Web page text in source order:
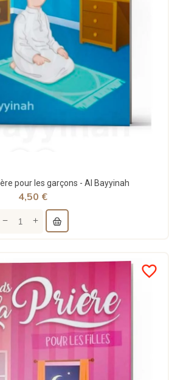
pour les garçons - Al Bayyinah
4,50 €
favorite_border